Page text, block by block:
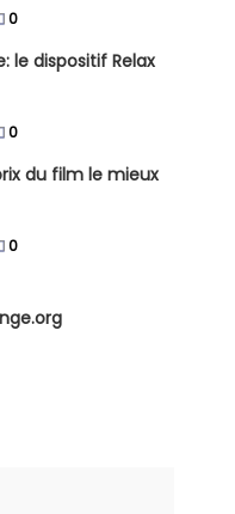
0
le dispositif Relax
0
du film le mieux
0